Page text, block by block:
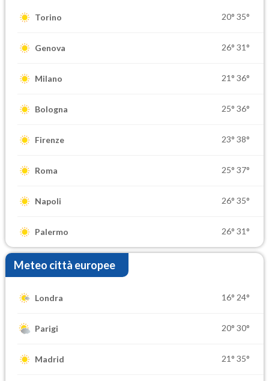
Torino 20° 35°
Genova 26° 31°
Milano 21° 36°
Bologna 25° 36°
Firenze 23° 38°
Roma 25° 37°
Napoli 26° 35°
Palermo 26° 31°
Meteo città europee
Londra 16° 24°
Parigi 20° 30°
Madrid 21° 35°